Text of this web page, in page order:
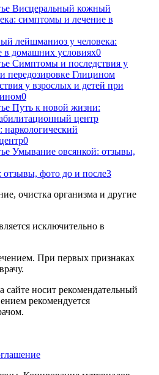
лейшманиоз у человека:
в домашних условиях0
у взрослых и детей при
0
0
фото до и после3
исключительно в
При первых признаках
носит рекомендательный
рекомендуется